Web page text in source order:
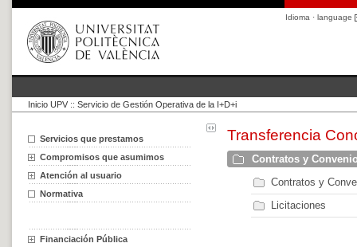
Idioma · language
Inicio UPV :: Servicio de Gestión Operativa de la I+D+i
Servicios que prestamos
Compromisos que asumimos
Atención al usuario
Normativa
Financiación Pública
Transferencia
Contratos y
Contratos y
Licitaciones